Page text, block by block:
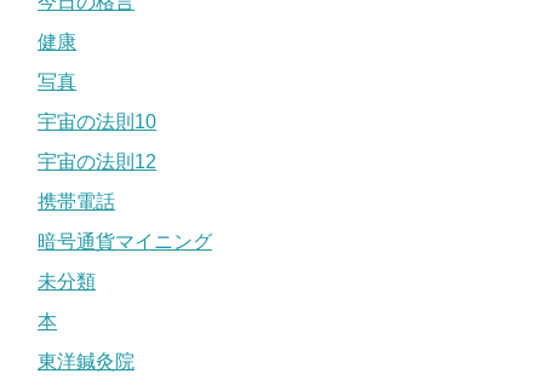
健康
写真
宇宙の法則10
宇宙の法則12
携帯電話
暗号通貨マイニング
未分類
本
東洋鍼灸院